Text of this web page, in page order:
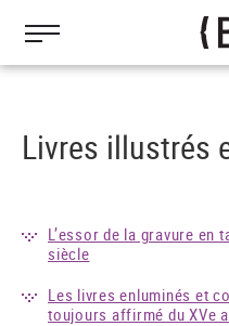
contenu
Livres illustrés
L’essor de la gravure en
siècle
Les livres enluminés et
toujours affirmé du XVe